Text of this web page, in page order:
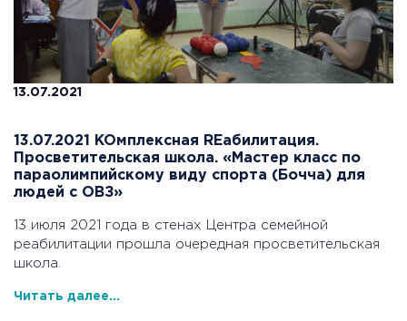
13.07.2021
13.07.2021 KOмплексная REабилитация.
Просветительская школа. «Мастер класс по
параолимпийскому виду спорта (Бочча) для
людей с ОВЗ»
13 июля 2021 года в стенах Центра семейной
реабилитации прошла очередная просветительская
школа.
Читать далее...